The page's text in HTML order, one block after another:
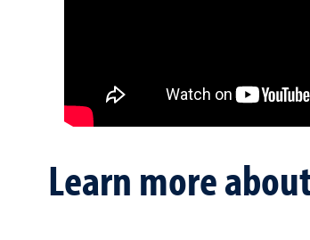
Learn more